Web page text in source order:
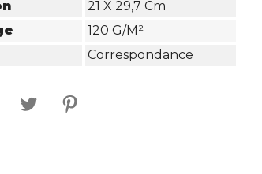
21 X 29,7 Cm
120 G/m²
Correspondance